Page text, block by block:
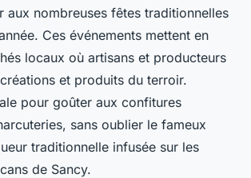
aux nombreuses fêtes traditionnelles
Ces événements mettent en
locaux où artisans et producteurs
et produits du terroir.
pour goûter aux confitures
sans oublier le fameux
traditionnelle infusée sur les
de Sancy.